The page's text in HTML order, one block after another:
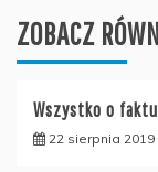
ZOBACZ
Wszystko o
22 sierpnia 2019